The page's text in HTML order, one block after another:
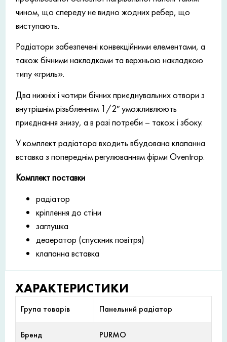
чином, що спереду не видно жодних ребер, що
виступають.
Радіатори забезпечені конвекційними елементами, а
також бічними накладками та верхньою накладкою
типу «гриль».
Два нижніх і чотири бічних приєднувальних отвори з
внутрішнім різьбленням 1/2″ уможливлюють
приєднання знизу, а в разі потреби – також і збоку.
У комплект радіатора входить вбудована клапанна
вставка з попереднім регулюванням фірми Oventrop.
Комплект поставки
радіатор
кріплення до стіни
заглушка
деаератор (спускник повітря)
клапанна вставка
ХАРАКТЕРИСТИКИ
Група товарів Панельний радіатор
Бренд PURMO